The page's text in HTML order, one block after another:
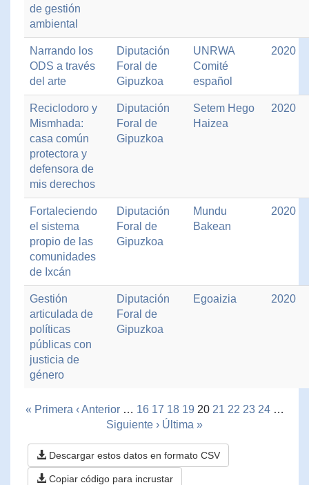
de gestión
ambiental
Narrando los
ODS a través
del arte
Diputación
Foral de
Gipuzkoa
UNRWA
Comité
español
2020
Reciclodoro y
Mismhada:
casa común
protectora y
defensora de
mis derechos
Diputación
Foral de
Gipuzkoa
Setem Hego
Haizea
2020
Fortaleciendo
el sistema
propio de las
comunidades
de Ixcán
Diputación
Foral de
Gipuzkoa
Mundu
Bakean
2020
Gestión
articulada de
políticas
públicas con
justicia de
género
Diputación
Foral de
Gipuzkoa
Egoaizia 2020
« Primera ‹ Anterior … 16 17 18 19 20 21 22 23 24 …
Siguiente › Última »
Descargar estos datos en formato CSV
Copiar código para incrustar